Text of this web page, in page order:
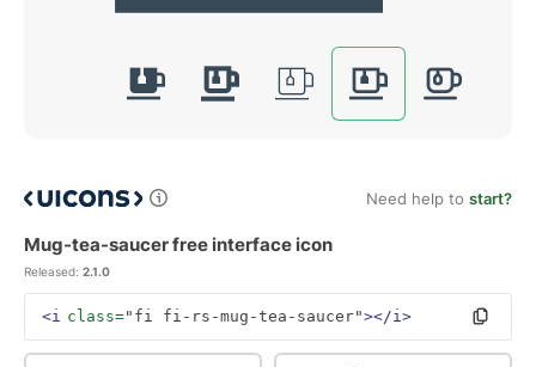
Need help to start?
Mug-tea-saucer free interface icon
Released: 2.1.0
<i class="fi fi-rs-mug-tea-saucer"></i>